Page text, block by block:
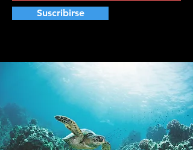
Suscribirse